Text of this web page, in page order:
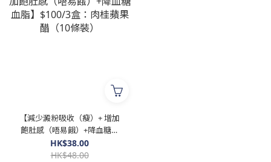
【減少澱粉吸收（瘦）+ 增加
飽肚感（唔易餓）+降血糖血
脂】$100/3盒：肉桂蘋果醋
（10條裝）
HK$38.00
HK$48.00